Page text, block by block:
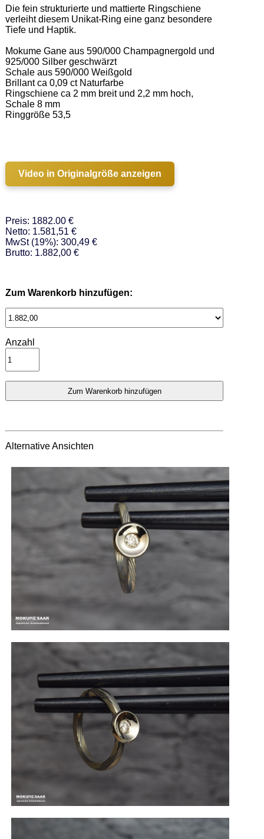
Die fein strukturierte und mattierte Ringschiene
verleiht diesem Unikat-Ring eine ganz besondere
Tiefe und Haptik.
Mokume Gane aus 590/000 Champagnergold und
925/000 Silber geschwärzt
Schale aus 590/000 Weißgold
Brillant ca 0,09 ct Naturfarbe
Ringschiene ca 2 mm breit und 2,2 mm hoch,
Schale 8 mm
Ringgröße 53,5
Video in Originalgröße anzeigen
Preis: 1882.00 €
Netto: 1.581,51 €
MwSt (19%): 300,49 €
Brutto: 1.882,00 €
Zum Warenkorb hinzufügen:
Anzahl
Alternative Ansichten